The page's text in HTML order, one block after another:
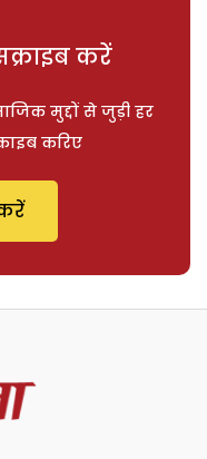
करें
मुद्दों से जुड़ी हर
करिए